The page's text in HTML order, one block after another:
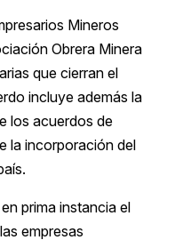
Mineros
Obrera Minera
que cierran el
incluye además la
los acuerdos de
la incorporación del
prima instancia el
empresas